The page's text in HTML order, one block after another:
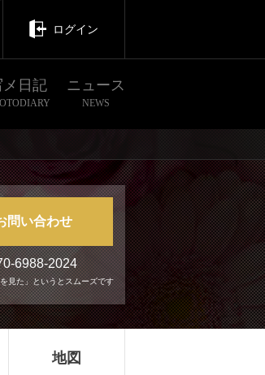
ログイン
メ日記 ニュース
NEWS
問い合わせ
6988-2024
見た」というとスムーズです
地図